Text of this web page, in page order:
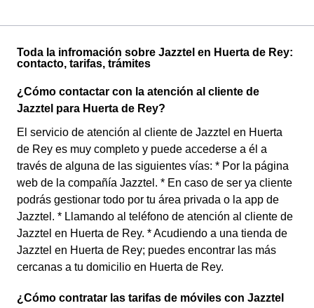
Toda la infromación sobre Jazztel en Huerta de Rey:
contacto, tarifas, trámites
¿Cómo contactar con la atención al cliente de
Jazztel para Huerta de Rey?
El servicio de atención al cliente de Jazztel en Huerta
de Rey es muy completo y puede accederse a él a
través de alguna de las siguientes vías: * Por la página
web de la compañía Jazztel. * En caso de ser ya cliente
podrás gestionar todo por tu área privada o la app de
Jazztel. * Llamando al teléfono de atención al cliente de
Jazztel en Huerta de Rey. * Acudiendo a una tienda de
Jazztel en Huerta de Rey; puedes encontrar las más
cercanas a tu domicilio en Huerta de Rey.
¿Cómo contratar las tarifas de móviles con Jazztel